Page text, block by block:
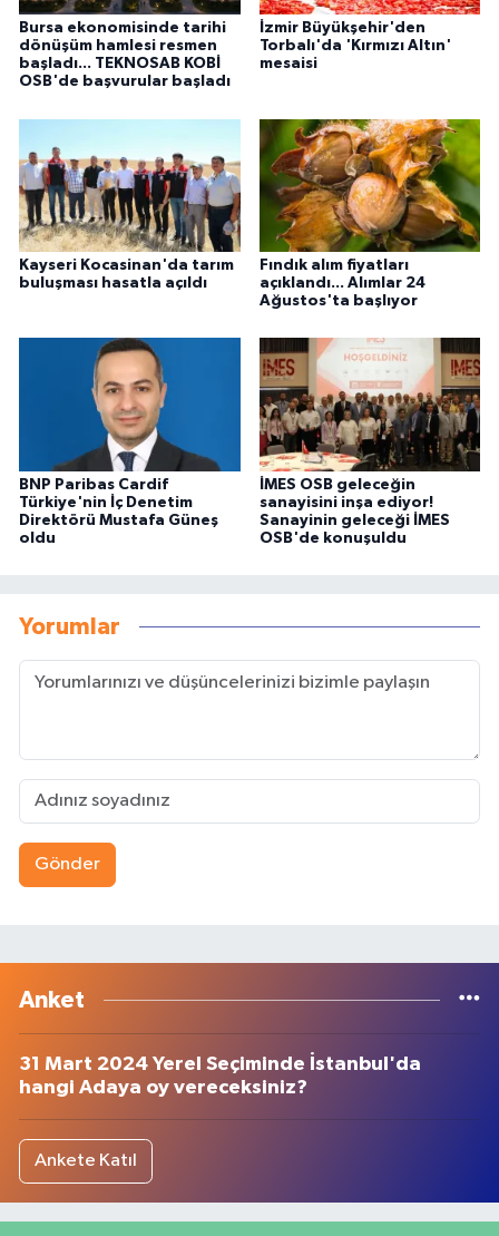
Bursa ekonomisinde tarihi
dönüşüm hamlesi resmen
başladı... TEKNOSAB KOBİ
OSB'de başvurular başladı
İzmir Büyükşehir'den
Torbalı'da 'Kırmızı Altın'
mesaisi
Kayseri Kocasinan'da tarım
buluşması hasatla açıldı
Fındık alım fiyatları
açıklandı... Alımlar 24
Ağustos'ta başlıyor
BNP Paribas Cardif
Türkiye'nin İç Denetim
Direktörü Mustafa Güneş
oldu
İMES OSB geleceğin
sanayisini inşa ediyor!
Sanayinin geleceği İMES
OSB'de konuşuldu
Yorumlar
Gönder
Anket
31 Mart 2024 Yerel Seçiminde İstanbul'da
hangi Adaya oy vereceksiniz?
Ankete Katıl